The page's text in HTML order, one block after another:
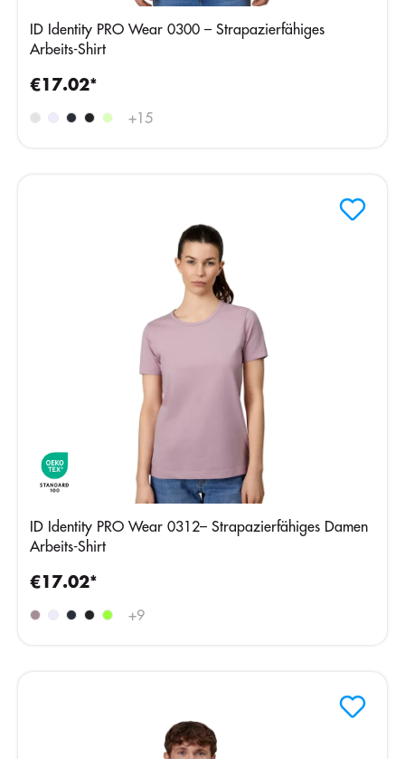
ID Identity PRO Wear 0300 – Strapazierfähiges
Arbeits-Shirt
+15
€17.02*
ID Identity PRO Wear 0312– Strapazierfähiges Damen
Arbeits-Shirt
+9
€17.02*